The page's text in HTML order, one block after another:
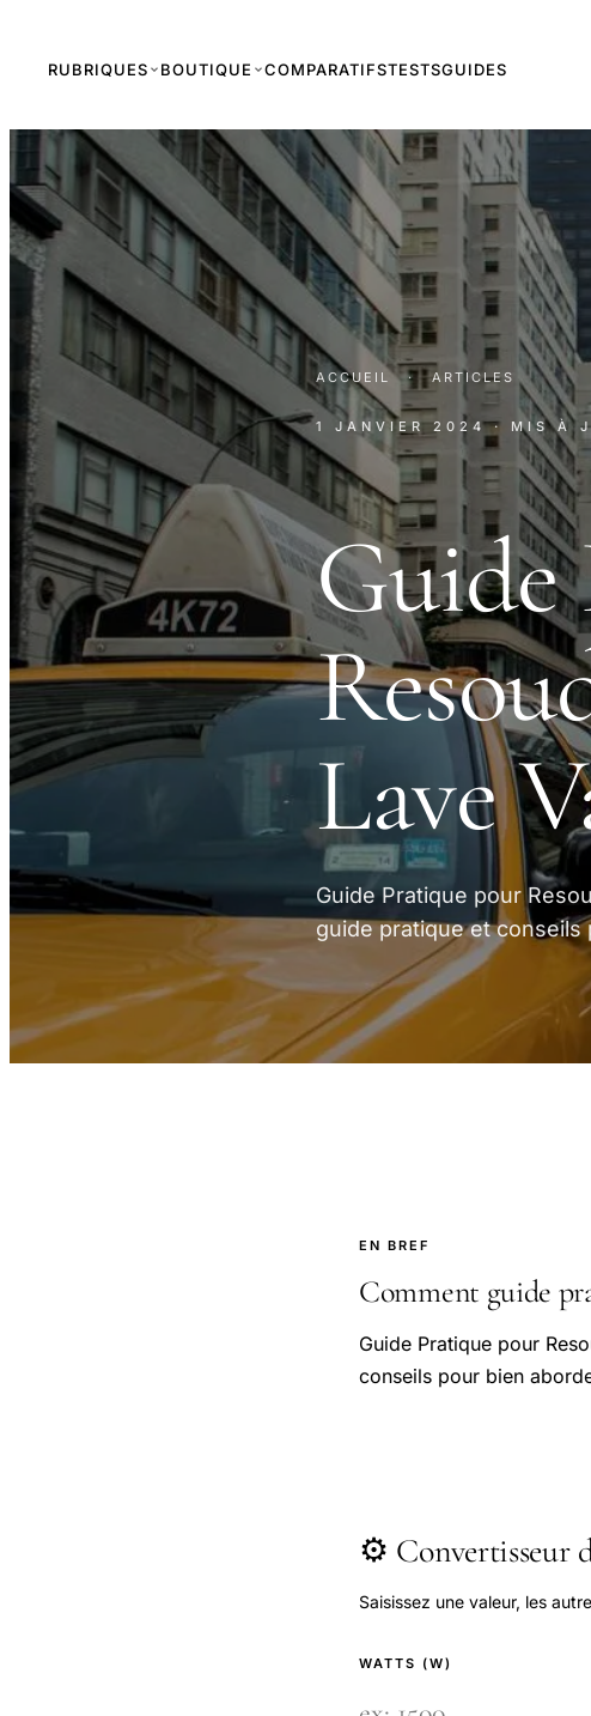
RUBRIQUES BOUTIQUE COMPARATIFSTESTSGUIDES
ACCUEIL · ARTICLES
1 JANVIER 2024 · MIS À
Guide
Lave
Guide Pratique pour
guide pratique et
EN BREF
Comment guide
Guide Pratique pour
conseils pour bien
⚙️ Convertisseur
Saisissez une valeur, les
WATTS (W)